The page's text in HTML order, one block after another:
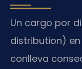
Un cargo por
distribution) en
conlleva